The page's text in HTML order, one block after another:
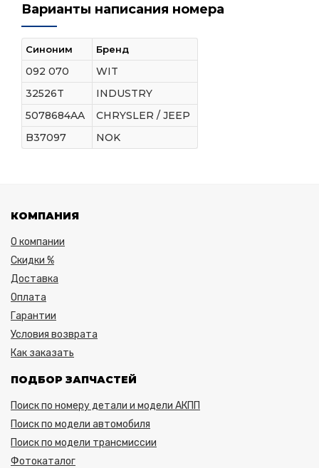
Варианты написания номера
Синоним Бренд
092 070
WIT
32526T
INDUSTRY
5078684AA
CHRYSLER / JEEP
B37097
NOK
КОМПАНИЯ
О компании
Скидки %
Доставка
Оплата
Гарантии
Условия возврата
Как заказать
ПОДБОР ЗАПЧАСТЕЙ
Поиск по номеру детали и модели АКПП
Поиск по модели автомобиля
Поиск по модели трансмиссии
Фотокаталог